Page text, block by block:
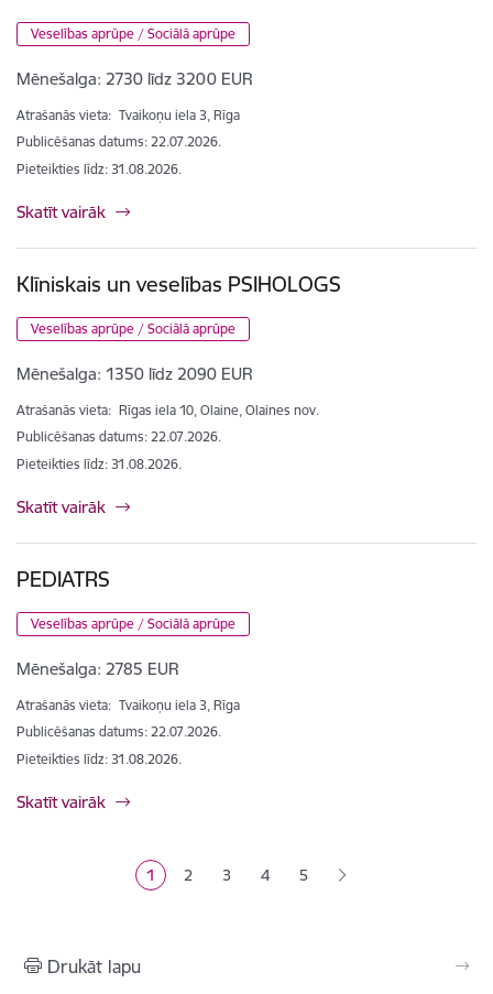
Veselības aprūpe / Sociālā aprūpe
Mēnešalga: 2730 līdz 3200 EUR
Atrašanās vieta: Tvaikoņu iela 3, Rīga
Publicēšanas datums: 22.07.2026.
Pieteikties līdz: 31.08.2026.
Skatīt vairāk
Klīniskais un veselības PSIHOLOGS
Veselības aprūpe / Sociālā aprūpe
Mēnešalga: 1350 līdz 2090 EUR
Atrašanās vieta: Rīgas iela 10, Olaine, Olaines nov.
Publicēšanas datums: 22.07.2026.
Pieteikties līdz: 31.08.2026.
Skatīt vairāk
PEDIATRS
Veselības aprūpe / Sociālā aprūpe
Mēnešalga: 2785 EUR
Atrašanās vieta: Tvaikoņu iela 3, Rīga
Publicēšanas datums: 22.07.2026.
Pieteikties līdz: 31.08.2026.
Skatīt vairāk
Pašreizējā lapa
1 Lapa
2 Lapa
3 Lapa
4 Lapa
5
Drukāt lapu